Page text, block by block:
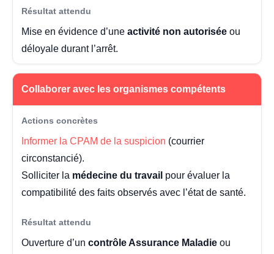
Mise en évidence d’une activité non autorisée ou
déloyale durant l’arrêt.
Collaborer avec les organismes compétents
Informer la CPAM de la suspicion (courrier
circonstancié).
Solliciter la médecine du travail pour évaluer la
compatibilité des faits observés avec l’état de santé.
Ouverture d’un contrôle Assurance Maladie ou